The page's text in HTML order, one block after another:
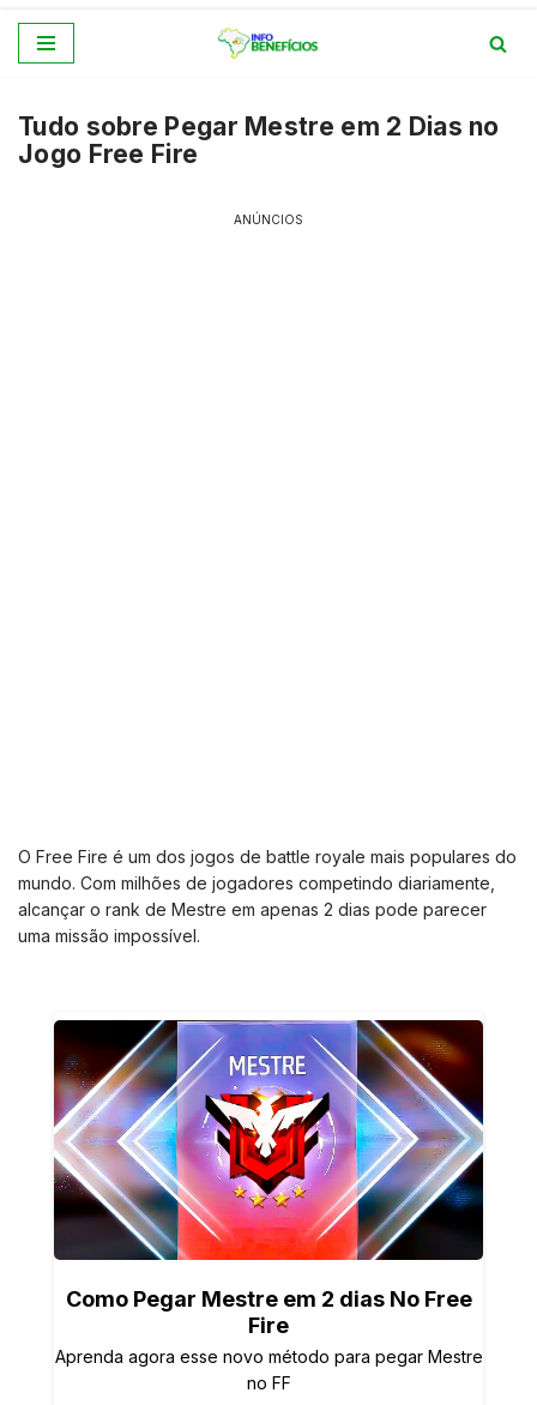
o
conteúdo
Tudo sobre Pegar Mestre em 2 Dias no
Jogo Free Fire
ANÚNCIOS
O Free Fire é um dos jogos de battle royale mais populares do
mundo. Com milhões de jogadores competindo diariamente,
alcançar o rank de Mestre em apenas 2 dias pode parecer
uma missão impossível.
Como Pegar Mestre em 2 dias No Free
Fire
Aprenda agora esse novo método para pegar Mestre
no FF